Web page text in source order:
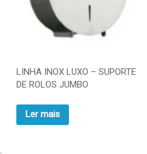
LINHA INOX LUXO – SUPORTE
DE ROLOS JUMBO
Ler mais